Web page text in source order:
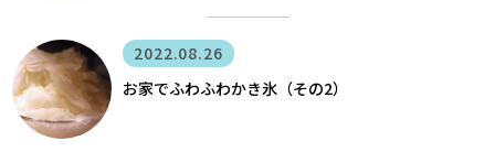
2022.08.26
お家でふわふわかき氷（その2）